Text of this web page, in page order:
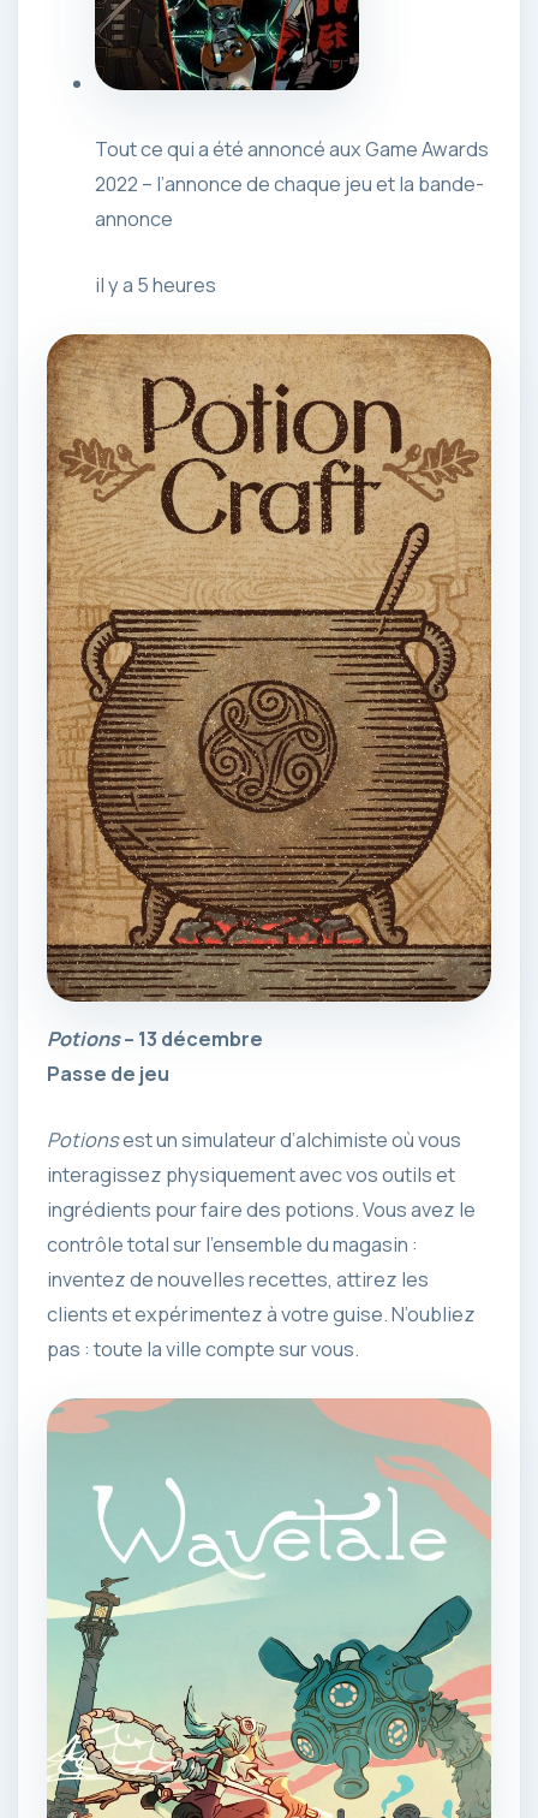
Tout ce qui a été annoncé aux Game Awards
2022 – l’annonce de chaque jeu et la bande-
annonce
il y a 5 heures
Potions– 13 décembre
Passe de jeu
Potionsest un simulateur d’alchimiste où vous
interagissez physiquement avec vos outils et
ingrédients pour faire des potions. Vous avez le
contrôle total sur l’ensemble du magasin :
inventez de nouvelles recettes, attirez les
clients et expérimentez à votre guise. N’oubliez
pas : toute la ville compte sur vous.